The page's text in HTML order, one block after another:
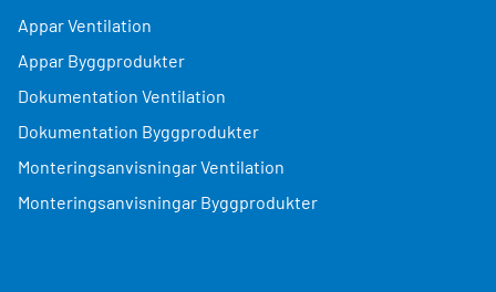
Appar Ventilation
Appar Byggprodukter
Dokumentation Ventilation
Dokumentation Byggprodukter
Monteringsanvisningar Ventilation
Monteringsanvisningar Byggprodukter